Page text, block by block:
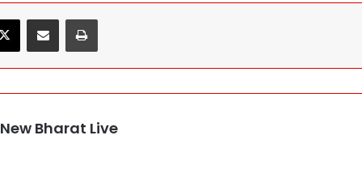
New Bharat Live